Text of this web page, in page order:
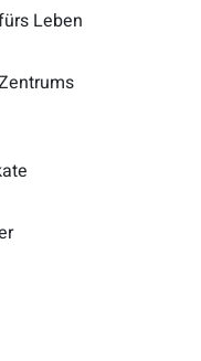
Leben